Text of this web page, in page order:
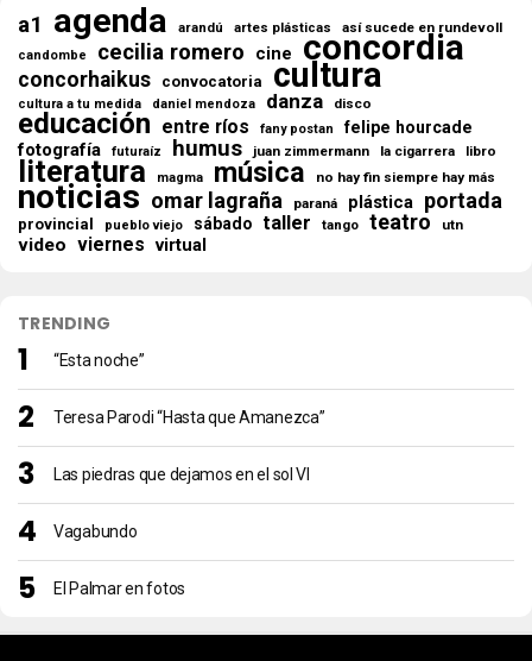
a1 agenda arandú artes plásticas así sucede en rundevoll
candombe cecilia romero cine concordia
concorhaikus convocatoria cultura
cultura a tu medida daniel mendoza danza disco
educación entre ríos fany postan felipe hourcade
fotografía futuraíz humus juan zimmermann la cigarrera libro
literatura magma música no hay fin siempre hay más
noticias omar lagraña paraná plástica portada
provincial pueblo viejo sábado taller tango teatro utn
video viernes virtual
TRENDING
“Esta noche”
Teresa Parodi “Hasta que Amanezca”
Las piedras que dejamos en el sol VI
Vagabundo
El Palmar en fotos